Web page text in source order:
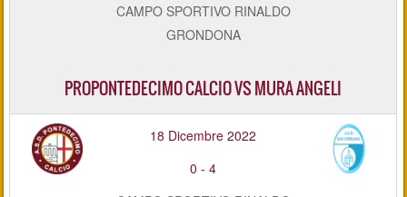
CAMPO SPORTIVO RINALDO
GRONDONA
PROPONTEDECIMO CALCIO VS MURA ANGELI
18 Dicembre 2022
0 -4